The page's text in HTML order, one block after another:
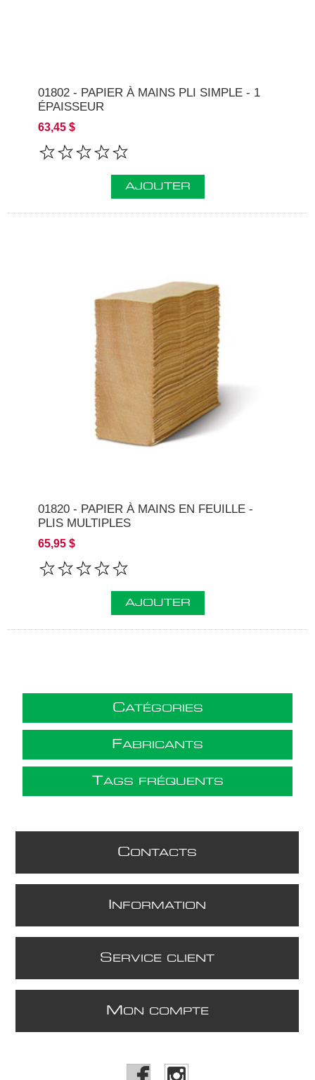
01802 - PAPIER À MAINS PLI SIMPLE - 1
ÉPAISSEUR
63,45 $
AJOUTER
01820 - PAPIER À MAINS EN FEUILLE -
PLIS MULTIPLES
65,95 $
AJOUTER
CATÉGORIES
FABRICANTS
TAGS FRÉQUENTS
CONTACTS
NFORMATION
S ERVICE CLIENT
M ON COMPTE